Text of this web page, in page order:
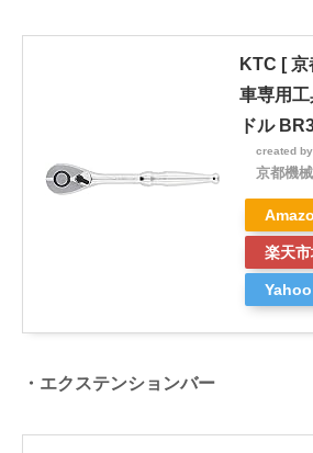
KTC [
車専用
ドル
created by
京都機
楽天
・エクステンションバー